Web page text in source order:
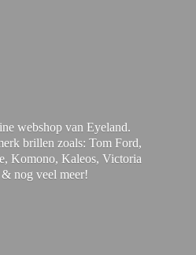
webshop van Eyeland.
brillen zoals: Tom Ford,
Komono, Kaleos, Victoria
nog veel meer!